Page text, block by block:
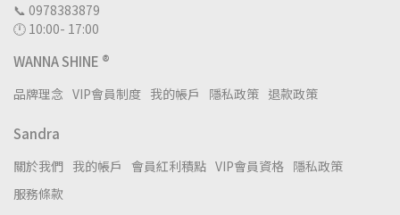
📞 0978383879
🕛 10:00- 17:00
WANNA SHINE ®
品牌理念 VIP會員制度 我的帳戶 隱私政策 退款政策
Sandra
關於我們 我的帳戶 會員紅利積點 VIP會員資格 隱私政策
服務條款